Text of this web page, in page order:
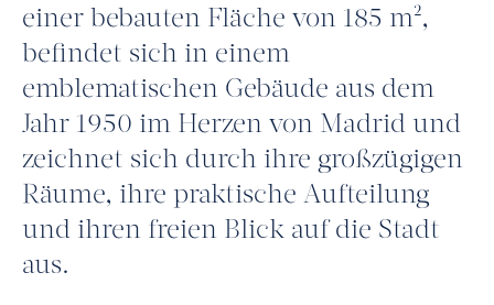
einer bebauten Fläche von 185 m²,
befindet sich in einem
emblematischen Gebäude aus dem
Jahr 1950 im Herzen von Madrid und
zeichnet sich durch ihre großzügigen
Räume, ihre praktische Aufteilung
und ihren freien Blick auf die Stadt
aus.